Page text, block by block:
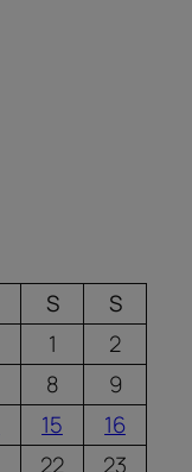
S
S
1
2
8
9
15
16
22
23